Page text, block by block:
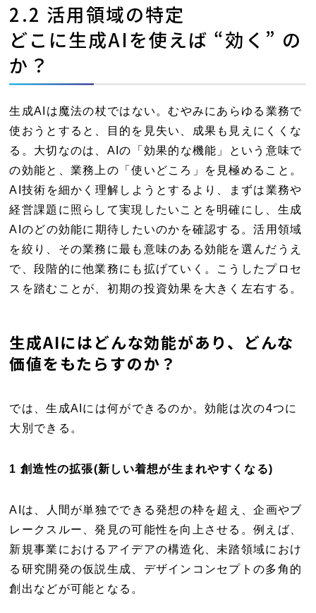
2.2 活用領域の特定
どこに生成AIを使えば “効く” の
か？
生成AIは魔法の杖ではない。むやみにあらゆる業務で
使おうとすると、目的を見失い、成果も見えにくくな
る。大切なのは、AIの「効果的な機能」という意味で
の効能と、業務上の「使いどころ」を見極めること。
AI技術を細かく理解しようとするより、まずは業務や
経営課題に照らして実現したいことを明確にし、生成
AIのどの効能に期待したいのかを確認する。活用領域
を絞り、その業務に最も意味のある効能を選んだうえ
で、段階的に他業務にも拡げていく。こうしたプロセ
スを踏むことが、初期の投資効果を大きく左右する。
生成AIにはどんな効能があり、どんな
価値をもたらすのか？
では、生成AIには何ができるのか。効能は次の4つに
大別できる。
1 創造性の拡張(新しい着想が生まれやすくなる)
AIは、人間が単独でできる発想の枠を超え、企画やブ
レークスルー、発見の可能性を向上させる。例えば、
新規事業におけるアイデアの構造化、未踏領域におけ
る研究開発の仮説生成、デザインコンセプトの多角的
創出などが可能となる。